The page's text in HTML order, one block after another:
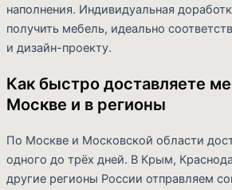
наполнения. Индивидуальная
получить мебель, идеально
и дизайн-проекту.
Как быстро доставляете
Москве и в регионы
По Москве и Московской области
одного до трёх дней. В Крым,
другие регионы России отправляем